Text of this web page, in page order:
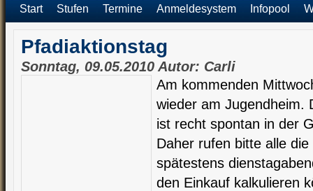
Start Stufen Termine Anmeldesystem Infopool
Pfadiaktionstag
Sonntag, 09.05.2010 Autor: Carli
Am kommenden
wieder am Jugendheim.
ist recht spontan in der
Daher rufen bitte alle
spätestens
den Einkauf kalkulieren